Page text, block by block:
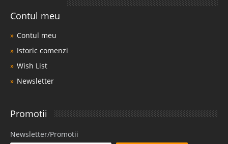
Contul meu
Contul meu
Istoric comenzi
Wish List
Newsletter
Promotii
Newsletter/Promotii